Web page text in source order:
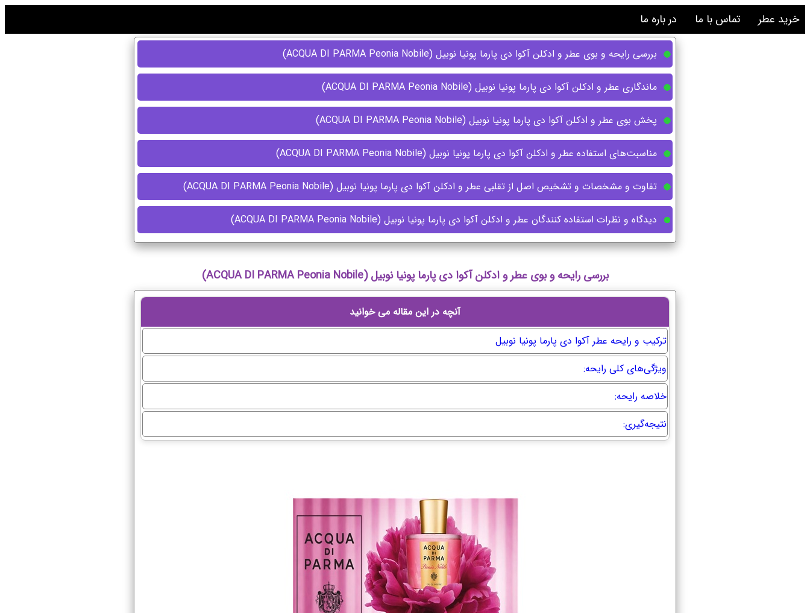
خرید عطر تماس با ما در باره ما
بررسی رایحه و بوی عطر و ادکلن آکوا دی پارما پونیا نوبیل (ACQUA DI PARMA Peonia Nobile)
ماندگاری عطر و ادکلن آکوا دی پارما پونیا نوبیل (ACQUA DI PARMA Peonia Nobile)
پخش بوی عطر و ادکلن آکوا دی پارما پونیا نوبیل (ACQUA DI PARMA Peonia Nobile)
مناسبت‌های استفاده عطر و ادکلن آکوا دی پارما پونیا نوبیل (ACQUA DI PARMA Peonia Nobile)
تفاوت و مشخصات و تشخیص اصل از تقلبی عطر و ادکلن آکوا دی پارما پونیا نوبیل (ACQUA DI PARMA Peonia Nobile)
دیدگاه و نظرات استفاده کنندگان عطر و ادکلن آکوا دی پارما پونیا نوبیل (ACQUA DI PARMA Peonia Nobile)
بررسی رایحه و بوی عطر و ادکلن آکوا دی پارما پونیا نوبیل (ACQUA DI PARMA Peonia Nobile)
آنچه در این مقاله می خوانید
ترکیب و رایحه عطر آکوا دی پارما پونیا نوبیل
ویژگی‌های کلی رایحه:
خلاصه رایحه:
نتیجه‌گیری: